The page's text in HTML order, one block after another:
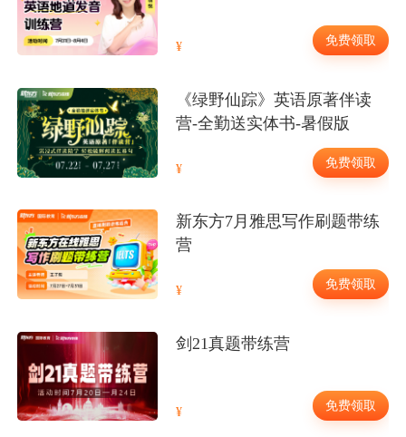
免费领取
《绿野仙踪》英语原著伴读
营-全勤送实体书-暑假版
免费领取
新东方7月雅思写作刷题带练
营
免费领取
剑21真题带练营
免费领取